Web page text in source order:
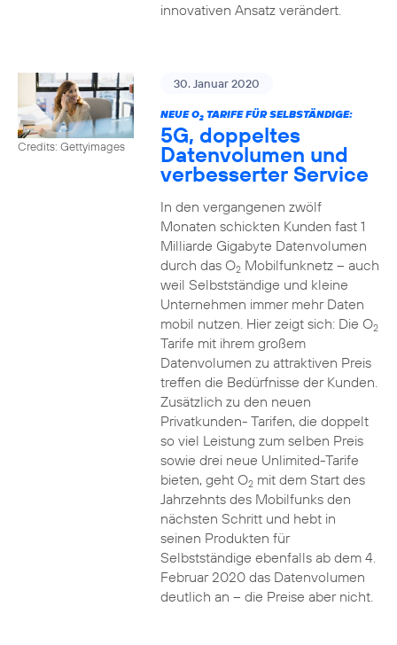
innovativen Ansatz verändert.
Credits: Gettyimages
30. Januar 2020
NEUE O2TARIFE FÜR SELBSTÄNDIGE:
5G, doppeltes
Datenvolumen und
verbesserter Service
In den vergangenen zwölf
Monaten schickten Kunden fast 1
Milliarde Gigabyte Datenvolumen
durch das O2Mobilfunknetz – auch
weil Selbstständige und kleine
Unternehmen immer mehr Daten
mobil nutzen. Hier zeigt sich: Die O2
Tarife mit ihrem großem
Datenvolumen zu attraktiven Preis
treffen die Bedürfnisse der Kunden.
Zusätzlich zu den neuen
Privatkunden- Tarifen, die doppelt
so viel Leistung zum selben Preis
sowie drei neue Unlimited-Tarife
bieten, geht O2mit dem Start des
Jahrzehnts des Mobilfunks den
nächsten Schritt und hebt in
seinen Produkten für
Selbstständige ebenfalls ab dem 4.
Februar 2020 das Datenvolumen
deutlich an – die Preise aber nicht.